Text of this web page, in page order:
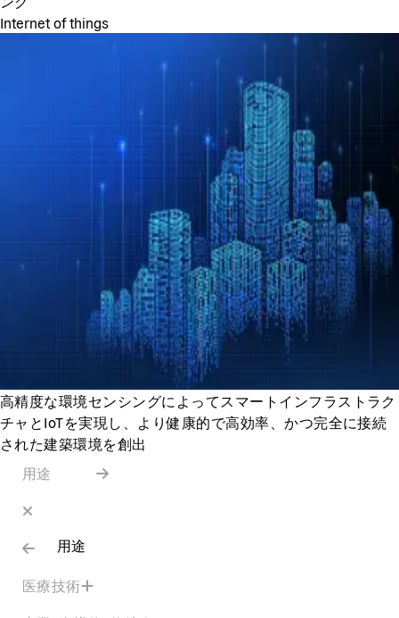
Internet of things
高精度な環境センシングによってスマートインフラストラク
チャとIoTを実現し、より健康的で高効率、かつ完全に接続
された建築環境を創出
用途
用途
医療技術